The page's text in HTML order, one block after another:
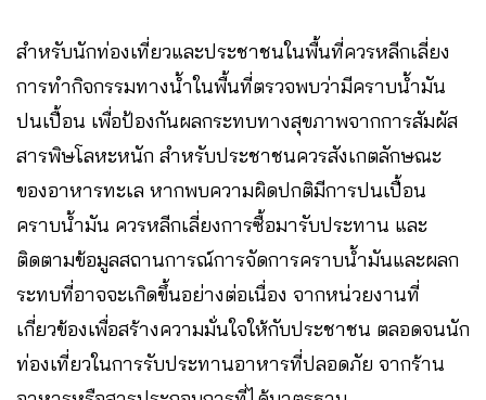
สำหรับนักท่องเที่ยวและประชาชนในพื้นที่ควรหลีกเลี่ยง
การทำกิจกรรมทางน้ำในพื้นที่ตรวจพบว่ามีคราบน้ำมัน
ปนเปื้อน เพื่อป้องกันผลกระทบทางสุขภาพจากการสัมผัส
สารพิษโลหะหนัก สำหรับประชาชนควรสังเกตลักษณะ
ของอาหารทะเล หากพบความผิดปกติมีการปนเปื้อน
คราบน้ำมัน ควรหลีกเลี่ยงการซื้อมารับประทาน และ
ติดตามข้อมูลสถานการณ์การจัดการคราบน้ำมันและผลก
ระทบที่อาจจะเกิดขึ้นอย่างต่อเนื่อง จากหน่วยงานที่
เกี่ยวข้องเพื่อสร้างความมั่นใจให้กับประชาชน ตลอดจนนัก
ท่องเที่ยวในการรับประทานอาหารที่ปลอดภัย จากร้าน